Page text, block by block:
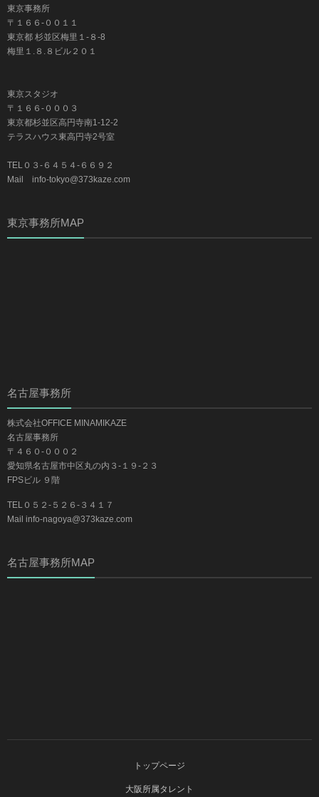
東京事務所
〒１６６-００１１
東京都 杉並区梅里１-８-8
梅里１.８.８ビル２０１
東京スタジオ
〒１６６-０００３
東京都杉並区高円寺南1-12-2
テラスハウス東高円寺2号室
TEL０３-６４５４-６６９２
Mail info-tokyo@373kaze.com
東京事務所MAP
名古屋事務所
株式会社OFFICE MINAMIKAZE
名古屋事務所
〒４６０-０００２
愛知県名古屋市中区丸の内３-１９-２３
FPSビル ９階
TEL０５２-５２６-３４１７
Mail info-nagoya@373kaze.com
名古屋事務所MAP
トップページ
大阪所属タレント